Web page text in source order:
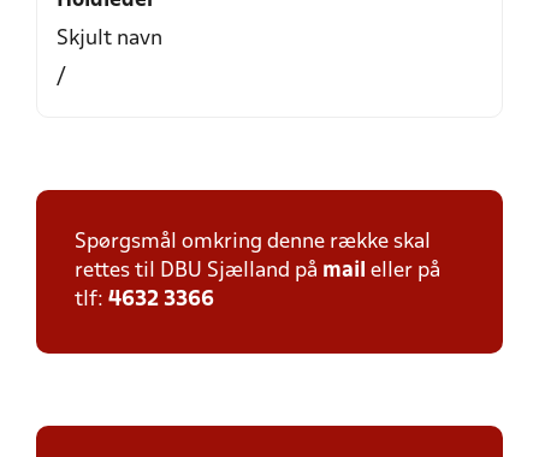
Skjult navn
/
Spørgsmål omkring denne række skal
rettes til DBU Sjælland på mail eller på
tlf: 4632 3366